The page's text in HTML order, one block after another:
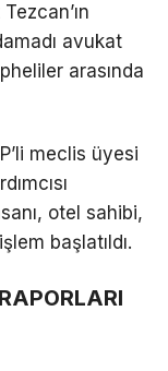
avukat
arasında
meclis üyesi
otel sahibi,
başlatıldı.